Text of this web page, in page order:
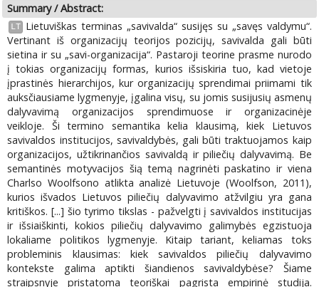
Summary / Abstract:
LT
Lietuviškas terminas „savivalda“ susijęs su „savęs valdymu“.
Vertinant iš organizacijų teorijos pozicijų, savivalda gali būti
sietina ir su „savi-organizacija“. Pastaroji teorine prasme nurodo
į tokias organizacijų formas, kurios išsiskiria tuo, kad vietoje
įprastinės hierarchijos, kur organizacijų sprendimai priimami tik
auksčiausiame lygmenyje, įgalina visų, su jomis susijusių asmenų
dalyvavimą organizacijos sprendimuose ir organizacinėje
veikloje. Ši termino semantika kelia klausimą, kiek Lietuvos
savivaldos institucijos, savivaldybės, gali būti traktuojamos kaip
organizacijos, užtikrinančios savivaldą ir piliečių dalyvavimą. Be
semantinės motyvacijos šią temą nagrinėti paskatino ir viena
Charlso Woolfsono atlikta analizė Lietuvoje (Woolfson, 2011),
kurios išvados Lietuvos piliečių dalyvavimo atžvilgiu yra gana
kritiškos. [...] šio tyrimo tikslas - pažvelgti į savivaldos institucijas
ir išsiaiškinti, kokios piliečių dalyvavimo galimybės egzistuoja
lokaliame politikos lygmenyje. Kitaip tariant, keliamas toks
probleminis klausimas: kiek savivaldos piliečių dalyvavimo
kontekste galima aptikti šiandienos savivaldybėse? Šiame
straipsnyje pristatoma teoriškai pagrista empirinė studija.